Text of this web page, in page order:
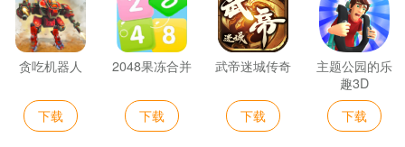
贪吃机器人
下载
2048果冻合并
下载
武帝迷城传奇
下载
主题公园的乐
趣3D
下载